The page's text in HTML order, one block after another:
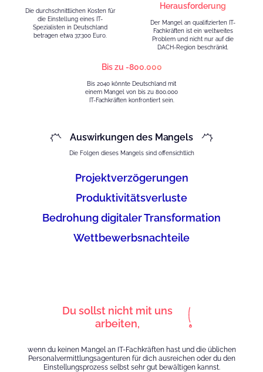
Die durchschnittlichen Kosten für
die Einstellung eines IT-
Spezialisten in Deutschland
betragen etwa 37.300 Euro.
Herausforderung
Der Mangel an qualifizierten IT-
Fachkräften ist ein weltweites
Problem und nicht nur auf die
DACH-Region beschränkt.
Bis zu -800.000
Bis 2040 könnte Deutschland mit
einem Mangel von bis zu 800.000
IT-Fachkräften konfrontiert sein.
Auswirkungen des Mangels
Die Folgen dieses Mangels sind offensichtlich
Projektverzögerungen
Produktivitätsverluste
Bedrohung digitaler Transformation
Wettbewerbsnachteile
Du sollst nicht mit uns
arbeiten,
wenn du keinen Mangel an IT-Fachkräften hast und die üblichen
Personalvermittlungsagenturen für dich ausreichen oder du den
Einstellungsprozess selbst sehr gut bewältigen kannst.